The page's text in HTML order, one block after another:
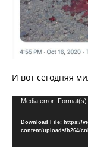
И вот сегодняя
Video
Media error:
Download File: https://
content/uploads/h264/